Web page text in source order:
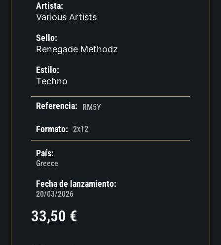
Artista:
Various Artists
Sello:
Renegade Methodz
Estilo:
Techno
Referencia: RM5Y
Formato: 2x12
País:
Greece
Fecha de lanzamiento:
20/03/2026
33,50 €